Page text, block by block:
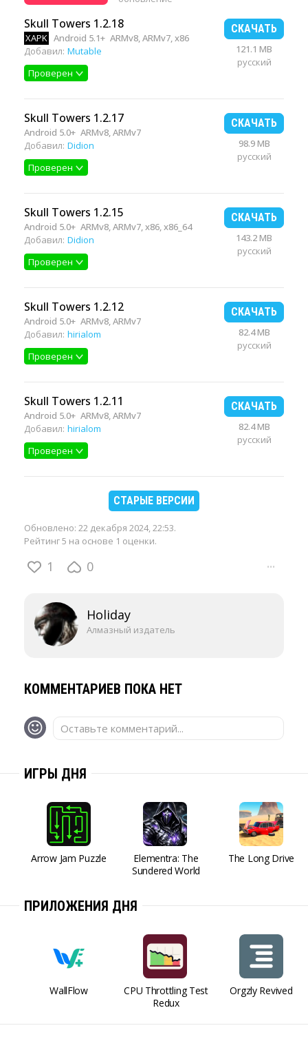
Skull Towers 1.2.18
XAPK Android 5.1+ ARMv8, ARMv7, x86
Добавил: Mutable
Проверен
СКАЧАТЬ
121.1 MB
русский
Skull Towers 1.2.17
Android 5.0+ ARMv8, ARMv7
Добавил: Didion
Проверен
СКАЧАТЬ
98.9 MB
русский
Skull Towers 1.2.15
Android 5.0+ ARMv8, ARMv7, x86, x86_64
Добавил: Didion
Проверен
СКАЧАТЬ
143.2 MB
русский
Skull Towers 1.2.12
Android 5.0+ ARMv8, ARMv7
Добавил: hirialom
Проверен
СКАЧАТЬ
82.4 MB
русский
Skull Towers 1.2.11
Android 5.0+ ARMv8, ARMv7
Добавил: hirialom
Проверен
СКАЧАТЬ
82.4 MB
русский
СТАРЫЕ ВЕРСИИ
Обновлено: 22 декабря 2024, 22:53.
Рейтинг 5 на основе 1 оценки.
1 0 ···
Holiday
Алмазный издатель
КОММЕНТАРИЕВ ПОКА НЕТ
Оставьте комментарий...
ИГРЫ ДНЯ
Arrow Jam Puzzle
Elementra: The
Sundered World
The Long Drive
ПРИЛОЖЕНИЯ ДНЯ
WallFlow
CPU Throttling Test
Redux
Orgzly Revived